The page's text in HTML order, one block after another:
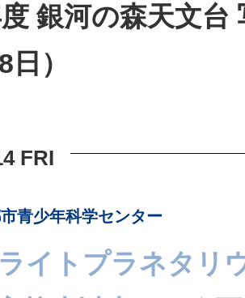
銀河の森天文台
）
FRI
青少年科学センター
イトプラネタリ